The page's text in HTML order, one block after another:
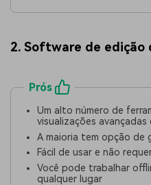
2. Software de edição
Prós
Um alto número de
visualizações
A maioria tem opção de
Fácil de usar e não
Você pode trabalhar
qualquer lugar